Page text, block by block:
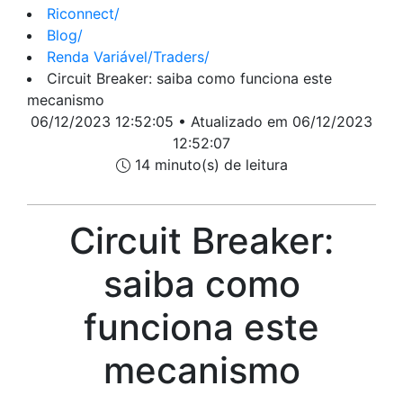
Riconnect/
Blog/
Renda Variável/Traders/
Circuit Breaker: saiba como funciona este
mecanismo
06/12/2023 12:52:05 • Atualizado em 06/12/2023
12:52:07
14 minuto(s) de leitura
Circuit Breaker:
saiba como
funciona este
mecanismo